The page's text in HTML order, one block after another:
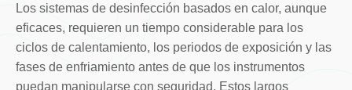
Los sistemas de desinfección basados en calor, aunque
eficaces, requieren un tiempo considerable para los
ciclos de calentamiento, los periodos de exposición y las
fases de enfriamiento antes de que los instrumentos
puedan manipularse con seguridad. Estos largos